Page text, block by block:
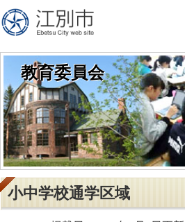
教育委員会
小中学校通学区域